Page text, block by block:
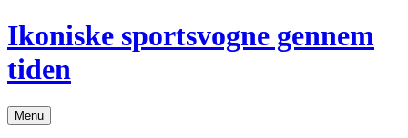
Hop
til
indhold
Ikoniske sportsvogne gennem
tiden
Menu